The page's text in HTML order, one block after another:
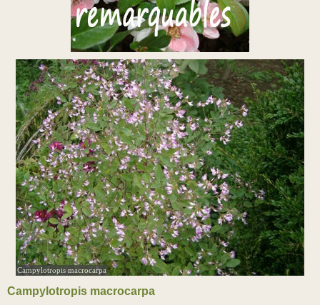
Campylotropis macrocarpa
Campylotropis macrocarpa